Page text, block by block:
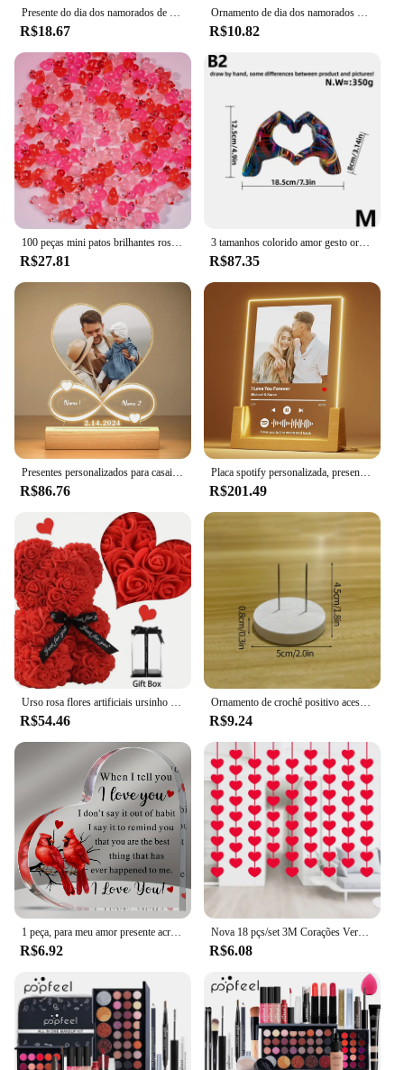
Presente do dia dos namorados de madeira amor coração quebra-cabeça ornamento diversão diy "eu te amo" prop quebra-cabeça noivo melhor homem fontes de festa de casamento
R$18.67
Ornamento de dia dos namorados presente de relacionamento de amor conjunto de presente de relacionamento presente de dia dos namorados caixa cega de amor san valentin
R$10.82
100 peças mini patos brilhantes rosa, ideia para lembrancinhas, decoração de feriados e presentes de dia dos namorados, decoração de casa que brilha no escuro
R$27.81
3 tamanhos colorido amor gesto ornamento casa sala de estar decoração desktop casal presente do dia dos namorados fotografia fundo decoração
R$87.35
R$86.76
Placa spotify personalizada, presentes para o dia dos namorados, placa de moldura de música acrílica personalizada, aniversário romântico, namorada
R$201.49
R$54.46
Ornamento de crochê positivo acessórios de mesa diy tecelagem artesanal girassol chaveiro pingente dia dos namorados amor batata presente
R$9.24
R$6.92
Nova 18 pçs/set 3M Corações Vermelhos Barbante Pendurado Guirlanda Guirlanda DIY Dia Dos Namorados Dia Do Aniversário de Casamento Festa de Aniversário Decoração
R$6.08